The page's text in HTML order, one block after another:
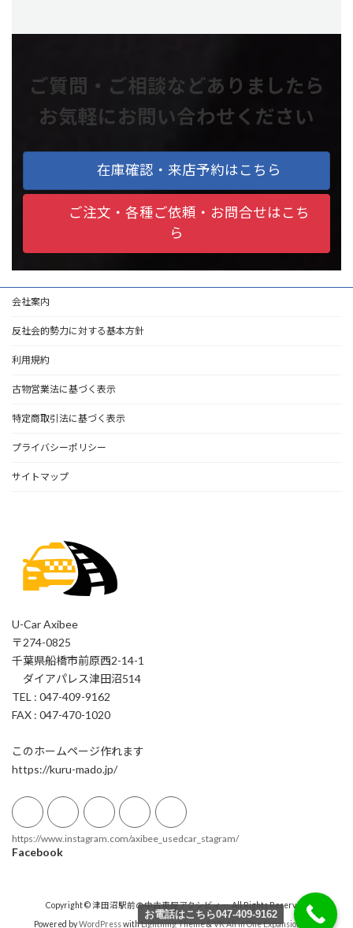
ご質問・ご相談などありましたら
お気軽にお問い合わせください
在庫確認・来店予約はこちら
ご注文・各種ご依頼・お問合せはこち
ら
会社案内
反社会的勢力に対する基本方針
利用規約
古物営業法に基づく表示
特定商取引法に基づく表示
プライバシーポリシー
サイトマップ
U-Car Axibee
〒274-0825
千葉県船橋市前原西2-14-1
ダイアパレス津田沼514
TEL : 047-409-9162
FAX : 047-470-1020
このホームページ作れます
https://kuru-mado.jp/
https://www.instagram.com/axibee_usedcar_stagram/
Facebook
Copyright © 津田沼駅前の中古車屋アクシビィー All Rights Reserved.
Powered byWordPresswithLightning Theme&VK All in One Expansion Unit
お電話はこちら047-409-9162